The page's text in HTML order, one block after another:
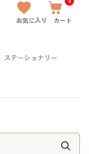
お気に入り カート
ステーショナリー